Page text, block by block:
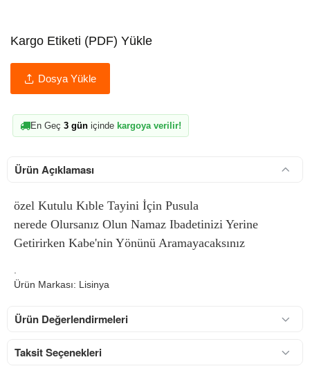
Kargo Etiketi (PDF) Yükle
Dosya Yükle
En Geç 3 gün içinde kargoya verilir!
Ürün Açıklaması
özel Kutulu Kıble Tayini İçin Pusula
nerede Olursanız Olun Namaz Ibadetinizi Yerine
Getirirken Kabe'nin Yönünü Aramayacaksınız
.
Ürün Markası: Lisinya
Ürün Değerlendirmeleri
Taksit Seçenekleri